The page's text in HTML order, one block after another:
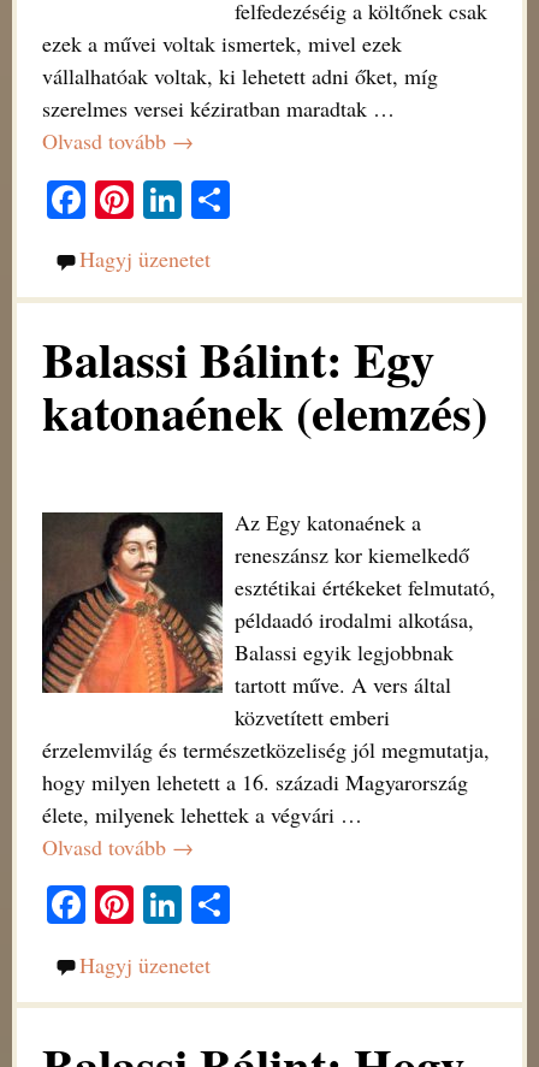
felfedezéséig a költőnek csak
ezek a művei voltak ismertek, mivel ezek
vállalhatóak voltak, ki lehetett adni őket, míg
szerelmes versei kéziratban maradtak …
Olvasd tovább →
Fa
bo
ok
Pi
er
es
t
Li
ed
In m
eg
Hagyj üzenetet
Balassi Bálint: Egy
katonaének (elemzés)
Az Egy katonaének a
reneszánsz kor kiemelkedő
esztétikai értékeket felmutató,
példaadó irodalmi alkotása,
Balassi egyik legjobbnak
tartott műve. A vers által
közvetített emberi
érzelemvilág és természetközeliség jól megmutatja,
hogy milyen lehetett a 16. századi Magyarország
élete, milyenek lehettek a végvári …
Olvasd tovább →
Fa
bo
ok
Pi
er
es
Li
ed
In m
Hagyj üzenetet